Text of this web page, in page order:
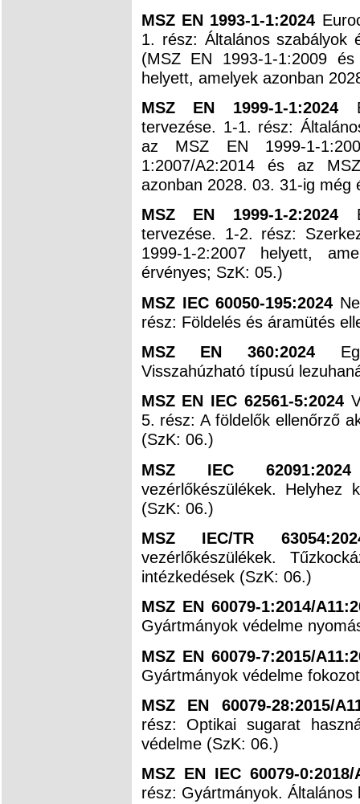
MSZ EN 1993-1-1:2024
1. rész: Általános szabályok
(MSZ EN 1993-1-1:2009
helyett, amelyek azonban
MSZ EN 1999-1-1:2024
tervezése. 1-1. rész:
az MSZ EN 1999-1-
1:2007/A2:2014 és az
azonban 2028. 03. 31-ig még
MSZ EN 1999-1-2:2024
tervezése. 1-2. rész:
1999-1-2:2007 helyett,
érvényes; SzK: 05.)
MSZ IEC 60050-195:2024
rész: Földelés és áramütés
MSZ EN 360:2024
Visszahúzható típusú
MSZ EN IEC 62561-5:2024
5. rész: A földelők ellenőrző
(SzK: 06.)
MSZ IEC 62091:2024
vezérlőkészülékek. Helyhez
(SzK: 06.)
MSZ IEC/TR
vezérlőkészülékek.
intézkedések (SzK: 06.)
MSZ EN 60079-1:2014/
Gyártmányok védelme
MSZ EN 60079-7:2015/
Gyártmányok védelme
MSZ EN 60079-28:2015/
rész: Optikai sugarat
védelme (SzK: 06.)
MSZ EN IEC 60079-0:2018/
rész: Gyártmányok.